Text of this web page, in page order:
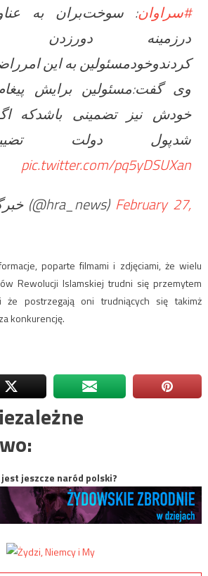
#سراوان: سوخت‌بران به
درزمینه دورزدن
کردندوخودمسئولین به این
وی گفت:مسئولین برایش
خودش نیز تضمینی باشدکه
شدپول دولت
pic.twitter.com/pq5yDSUXan
— خبرگزاری هرانا (@hra_news) February 27,
poparte filmami i zdjęciami, że wielu
Rewolucji Islamskiej trudni się przemytem
postrzegają oni trudniących się takimż
konkurencję.
jest jeszcze naród polski?